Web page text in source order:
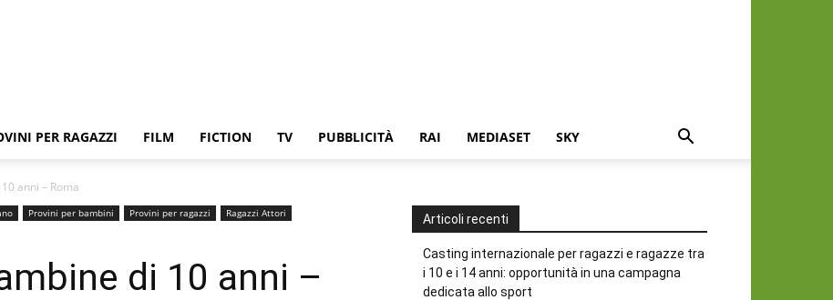
PER RAGAZZI FILM FICTION TV PUBBLICITÀ RAI MEDIASET SKY
anni – Roma
Provini per bambini Provini per ragazzi
Ragazzi Attori
di 10 anni –
Articoli recenti
Casting internazionale per ragazzi e ragazze tra
i 10 e i 14 anni: opportunità in una campagna
dedicata allo sport